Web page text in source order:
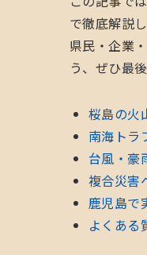
で徹底解説し
県民・企業
う、ぜひ最
桜島の火
南海トラ
台風・豪
複合災害
鹿児島で
よくある